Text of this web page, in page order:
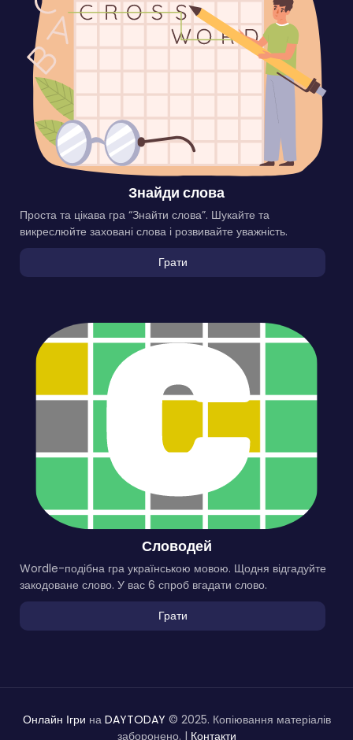
Знайди слова
Проста та цікава гра “Знайти слова”. Шукайте та
викреслюйте заховані слова і розвивайте уважність.
Грати
Словодей
Wordle-подібна гра українською мовою. Щодня відгадуйте
закодоване слово. У вас 6 спроб вгадати слово.
Грати
Онлайн Ігри на DAYTODAY © 2025. Копіювання матеріалів
заборонено. | Контакти